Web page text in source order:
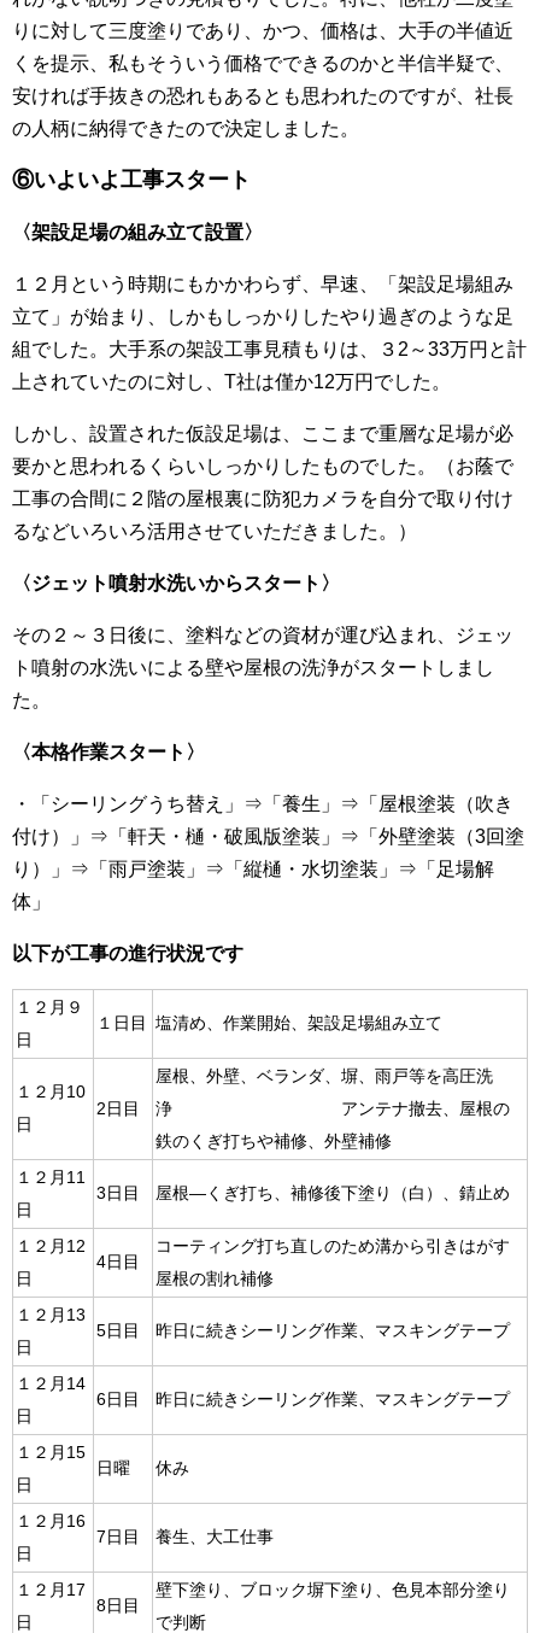
りに対して三度塗りであり、かつ、価格は、大手の半値近
くを提示、私もそういう価格でできるのかと半信半疑で、
安ければ手抜きの恐れもあるとも思われたのですが、社長
の人柄に納得できたので決定しました。
⑥いよいよ工事スタート
〈架設足場の組み立て設置〉
１２月という時期にもかかわらず、早速、「架設足場組み
立て」が始まり、しかもしっかりしたやり過ぎのような足
組でした。大手系の架設工事見積もりは、３2～33万円と計
上されていたのに対し、T社は僅か12万円でした。
しかし、設置された仮設足場は、ここまで重層な足場が必
要かと思われるくらいしっかりしたものでした。（お蔭で
工事の合間に２階の屋根裏に防犯カメラを自分で取り付け
るなどいろいろ活用させていただきました。）
〈ジェット噴射水洗いからスタート 〉
その２～３日後に、塗料などの資材が運び込まれ、ジェッ
ト噴射の水洗いによる壁や屋根の洗浄がスタートしまし
た。
〈本格作業スタート 〉
・「シーリングうち替え」⇒「養生」⇒「屋根塗装（吹き
付け）」⇒「軒天・樋・破風版塗装」⇒「外壁塗装（3回塗
り）」⇒「雨戸塗装」⇒「縦樋・水切塗装」⇒「足場解
体」
以下が工事の進行状況です
１２月９
日
１日目 塩清め、作業開始、架設足場組み立て
１２月10
日
2日目
屋根、外壁、ベランダ、塀、雨戸等を高圧洗
浄 アンテナ撤去、屋根の
鉄のくぎ打ちや補修、外壁補修
１２月11
日
3日目 屋根―くぎ打ち、補修後下塗り（白）、錆止め
１２月12
日
4日目
コーティング打ち直しのため溝から引きはがす
屋根の割れ補修
１２月13
日
5日目 昨日に続きシーリング作業、マスキングテープ
１２月14
日
6日目 昨日に続きシーリング作業、マスキングテープ
１２月15
日
日曜 休み
１２月16
日
7日目 養生、大工仕事
１２月17
日
8日目
壁下塗り、ブロック塀下塗り、色見本部分塗り
で判断